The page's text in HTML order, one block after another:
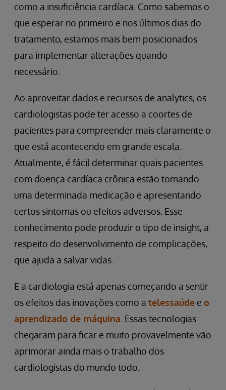
como a insuficiência cardíaca. Como sabemos o
que esperar no primeiro e nos últimos dias do
tratamento, estamos mais bem posicionados
para implementar alterações quando
necessário.
Ao aproveitar dados e recursos de analytics, os
cardiologistas pode ter acesso a coortes de
pacientes para compreender mais claramente o
que está acontecendo em grande escala.
Atualmente, é fácil determinar quais pacientes
com doença cardíaca crônica estão tomando
uma determinada medicação e apresentando
certos sintomas ou efeitos adversos. Esse
conhecimento pode produzir o tipo de insight, a
respeito do desenvolvimento de complicações,
que ajuda a salvar vidas.
E a cardiologia está apenas começando a sentir
os efeitos das inovações como a telessaúde e o
aprendizado de máquina . Essas tecnologias
chegaram para ficar e muito provavelmente vão
aprimorar ainda mais o trabalho dos
cardiologistas do mundo todo.